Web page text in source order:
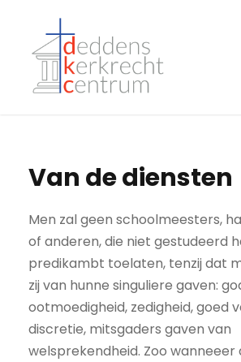
Van de diensten
Men zal geen schoolmeesters,
of anderen, die niet gestudeerd
predikambt toelaten, tenzij dat
zij van hunne singuliere gaven:
ootmoedigheid, zedigheid, goed
discretie, mitsgaders gaven van
welsprekendheid. Zoo wanneeer